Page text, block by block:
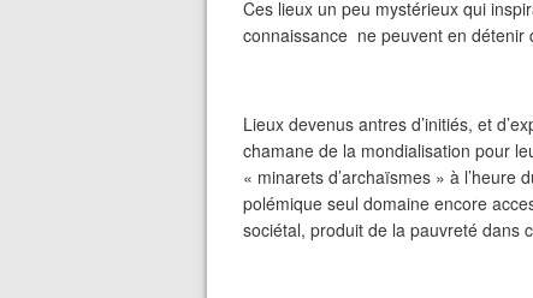
Ces lieux un peu mystérieux qui
connaissance ne peuvent en détenir
Lieux devenus antres d’initiés, et
chamane de la mondialisation pour
« minarets d’archaïsmes » à
polémique seul domaine encore
sociétal, produit de la pauvreté dans